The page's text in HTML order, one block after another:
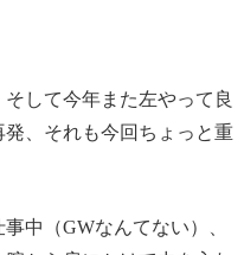
して今年また左やって良
、それも今回ちょっと重
中（GWなんてない）、